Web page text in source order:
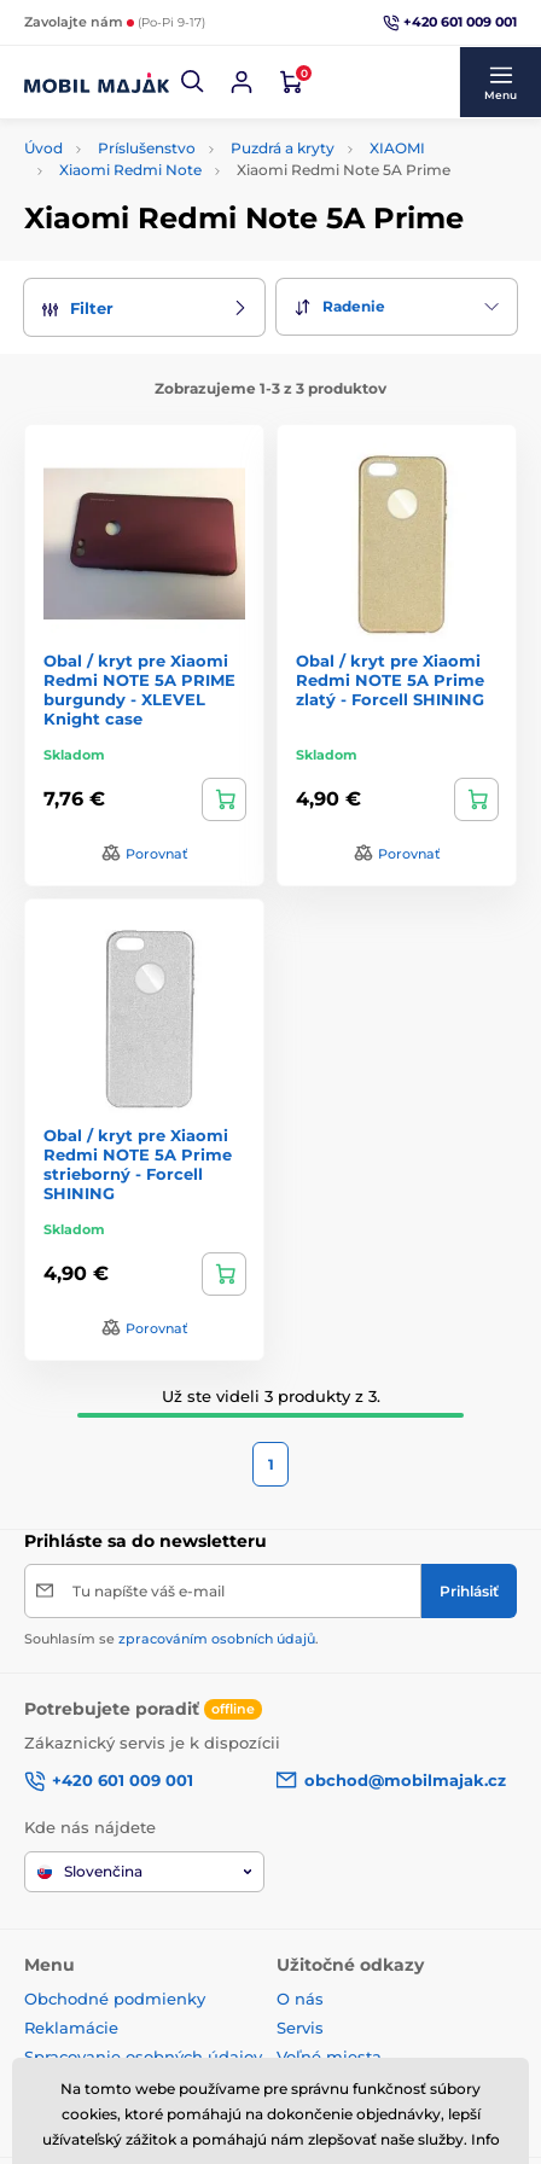
Zavolajte nám (Po-Pi 9-17) +420 601 009 001
0
Menu
Úvod Príslušenstvo Puzdrá a kryty
XIAOMI
Xiaomi Redmi Note
Xiaomi Redmi Note 5A Prime
Xiaomi Redmi Note 5A Prime
Filter Radenie
Zobrazujeme 1-3 z 3 produktov
Obal / kryt pre Xiaomi
Redmi NOTE 5A PRIME
burgundy - XLEVEL
Knight case
Skladom
7,76 €
Porovnať
Obal / kryt pre Xiaomi
Redmi NOTE 5A Prime
zlatý - Forcell SHINING
Skladom
4,90 €
Porovnať
Obal / kryt pre Xiaomi
Redmi NOTE 5A Prime
strieborný - Forcell
SHINING
Skladom
4,90 €
Porovnať
Už ste videli 3 produkty z 3.
1
Prihláste sa do newsletteru
Tu napíšte váš e-mail Prihlásiť
Souhlasím se zpracováním osobních údajů.
Potrebujete poradiť offline
Zákaznický servis je k dispozícii
+420 601 009 001
obchod@mobilmajak.cz
Kde nás nájdete
Slovenčina
Menu
Obchodné podmienky
Reklamácie
Spracovanie osobných údajov
Doprava a platba
Odstúpenie od zmluvy
Užitočné odkazy
O nás
Servis
Voľné miesta
Kontakt
Na tomto webe používame pre správnu funkčnosť súbory
cookies, ktoré pomáhajú na dokončenie objednávky, lepší
užívateľský zážitok a pomáhajú nám zlepšovať naše služby. Info